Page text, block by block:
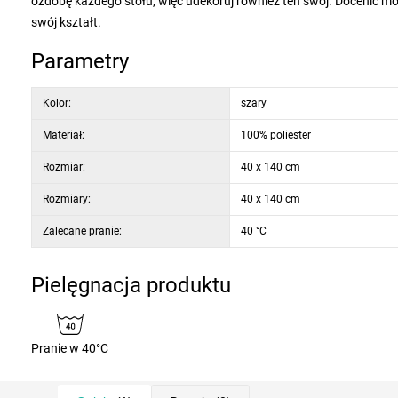
swój kształt.
Parametry
Kolor: szary
Materiał: 100% poliester
Rozmiar: 40 x 140 cm
Rozmiary: 40 x 140 cm
Zalecane pranie: 40 °C
Pielęgnacja produktu
Pranie w 40°C